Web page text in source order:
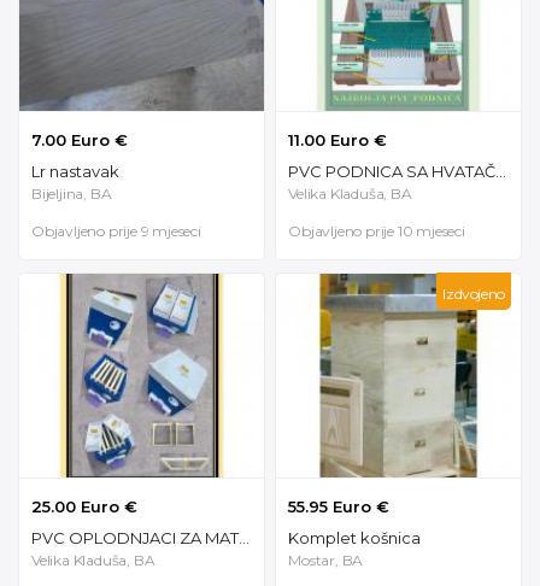
7.00 Euro €
Lr nastavak
Bijeljina, BA
Objavljeno prije 9 mjeseci
11.00 Euro €
Velika Kladuša, BA
Objavljeno prije 10 mjeseci
25.00 Euro €
PVC OPLODNJACI ZA MATICE
Velika Kladuša, BA
Izdvojeno
55.95 Euro €
Komplet košnica
Mostar, BA